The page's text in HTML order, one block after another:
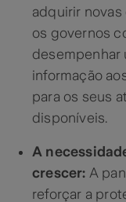
adquirir
os governos
desempenhar
informação
para os seus
disponíveis.
A
crescer: A
reforçar a